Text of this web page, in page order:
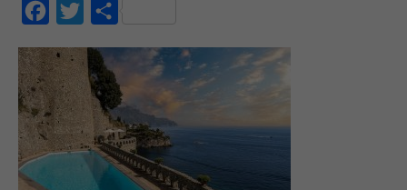
FacebookTwitter